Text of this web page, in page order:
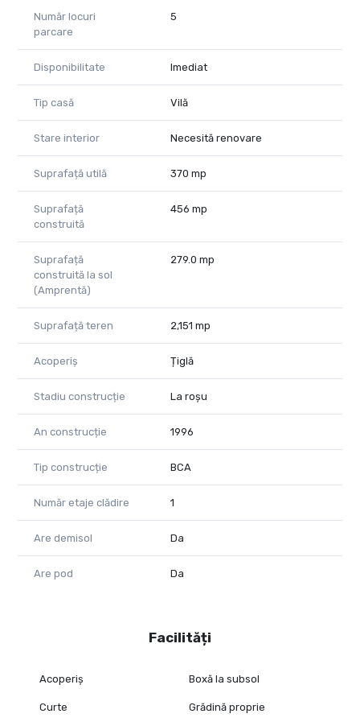
Număr locuri
parcare
5
Disponibilitate Imediat
Tip casă Vilă
Stare interior Necesită renovare
Suprafață utilă 370 mp
Suprafață
construită
456 mp
Suprafață
construită la sol
(Amprentă)
279.0 mp
Suprafață teren 2,151 mp
Acoperiș Țiglă
Stadiu construcție La roșu
An construcție 1996
Tip construcție BCA
Număr etaje clădire 1
Are demisol Da
Are pod Da
Facilități
Acoperiș Boxă la subsol
Curte Grădină proprie